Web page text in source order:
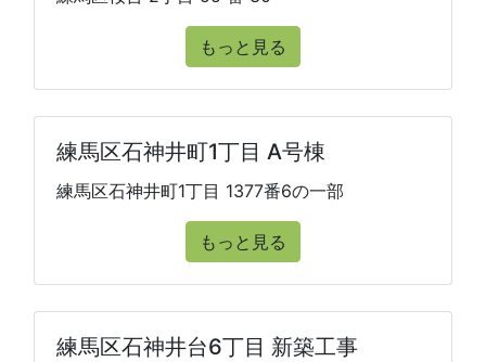
もっと見る
練馬区石神井町1丁目 A号棟
練馬区石神井町1丁目 1377番6の一部
もっと見る
練馬区石神井台6丁目 新築工事